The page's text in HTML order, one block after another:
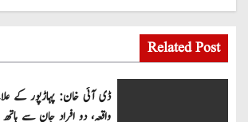
o
s
t
Related Post
ڈی آئی خان: پہاڑپور کے
واقعہ، دو افراد جان سے ہاتھ